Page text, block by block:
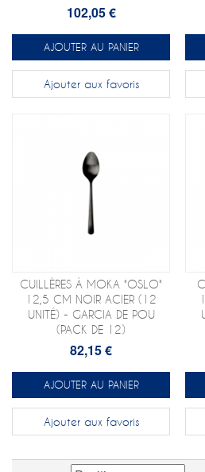
102,05 €
AJOUTER AU PANIER
Ajouter aux favoris
CUILLÈRES À MOKA "OSLO"
12,5 CM NOIR ACIER (12
UNITÉ) - GARCIA DE POU
(PACK DE 12)
82,15 €
AJOUTER AU PANIER
Ajouter aux favoris